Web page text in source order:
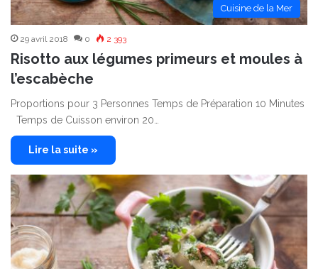
Cuisine de la Mer
29 avril 2018 0 2 393
Risotto aux légumes primeurs et moules à
l’escabèche
Proportions pour 3 Personnes Temps de Préparation 10 Minutes
Temps de Cuisson environ 20…
Lire la suite »